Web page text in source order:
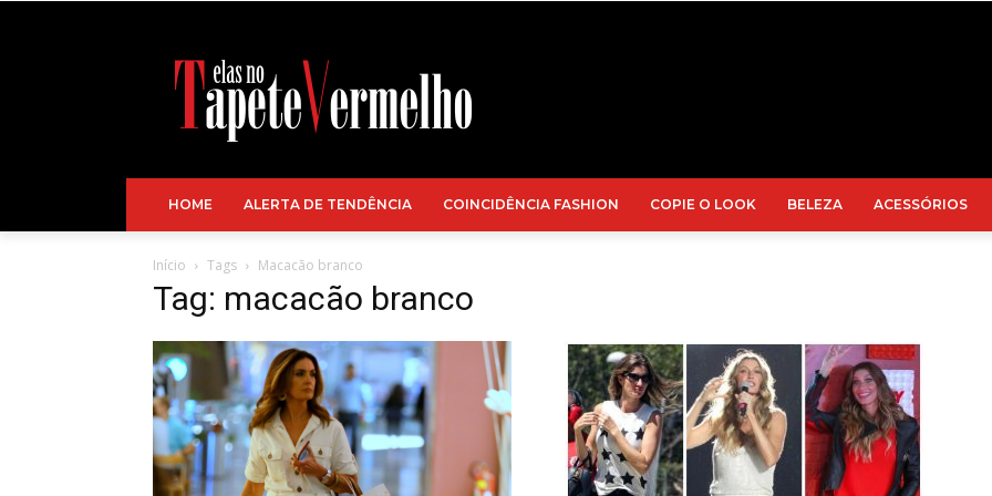
HOME ALERTA DE TENDÊNCIA COINCIDÊNCIA FASHION COPIE O LOOK BELEZA ACESSÓRIOS
Início Tags Macacão branco
Tag: macacão branco